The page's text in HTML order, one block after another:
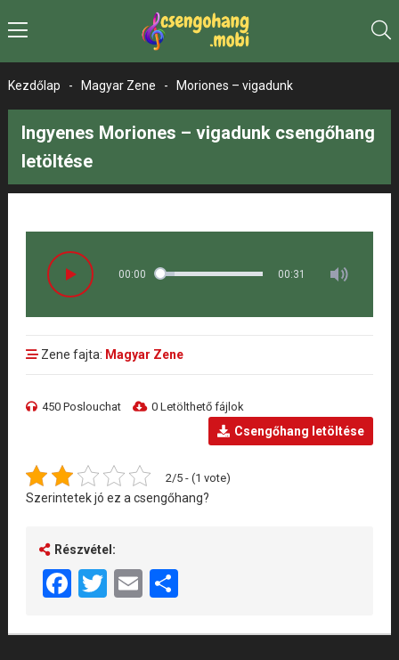
Kezdőlap - Magyar Zene - Moriones – vigadunk
Ingyenes Moriones – vigadunk csengőhang
letöltése
00:00 00:31
Zene fajta: Magyar Zene
450 Poslouchat 0 Letölthető fájlok
Csengőhang letöltése
2/5 - (1 vote)
Szerintetek jó ez a csengőhang?
Részvétel:
Facebook
Twitter
EmailShare